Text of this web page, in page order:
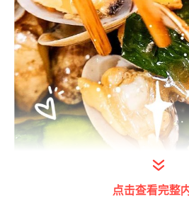
点击查看完整